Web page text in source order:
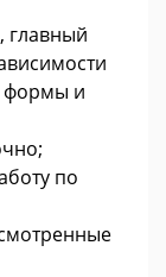
главный
формы и
по